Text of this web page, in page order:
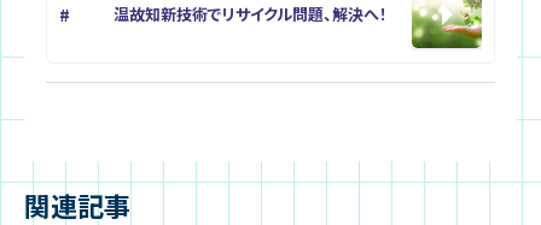
温故知新技術でリサイクル問題、解決へ！
関連記事